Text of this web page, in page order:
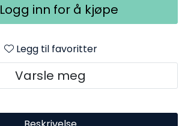
Logg inn for å kjøpe
Legg til favoritter
Varsle meg